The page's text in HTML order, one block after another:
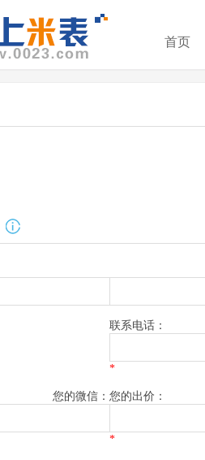
首页
联系电话：
*
您的微信： 您的出价：
*